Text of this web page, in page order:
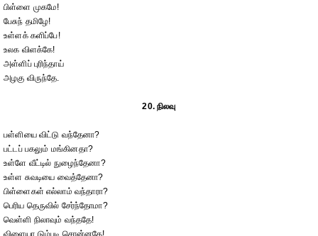
பிள்ளை முகமே!
பேசுந் தமிழே!
உள்ளக் களிப்பே!
உலக விளக்கே!
அள்ளிப் புரிந்தாய்
அழகு விருந்தே.
20. நிலவு
பள்ளியை விட்டு வந்தேனா?
பட்டப் பகலும் மங்கினதா?
உள்ளே வீட்டில் நுழைந்தேனா?
உள்ள சுவடியை வைத்தேனா?
பிள்ளைகள் எல்லாம் வந்தாரா?
பெரிய தெருவில் சேர்ந்தோமா?
வெள்ளி நிலாவும் வந்ததே!
விளையா டும்படி சொன்னதே!